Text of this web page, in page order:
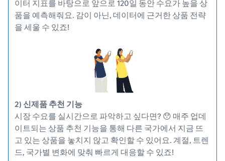
이터 지표를 바탕으로 앞으로 120일 동안 수요가 높을 상
품을 예측해줘요. 감이 아닌, 데이터에 근거한 상품 전략
을 세울 수 있죠!
2) 신제품 추천 기능
시장 수요를 실시간으로 파악하고 싶다면? 😯 매주 업데
이트되는 상품 추천 기능을 통해 다른 국가에서 지금 뜨
고 있는 상품을 놓치지 않고 확인할 수 있어요. 계절, 트렌
드, 국가별 변화에 맞춰 빠르게 대응할 수 있죠!